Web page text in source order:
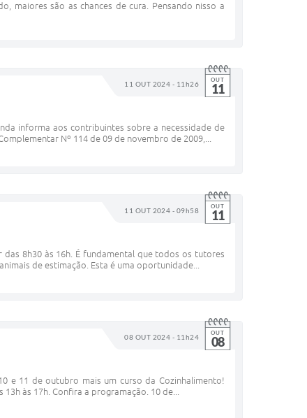
maiores são as chances de cura. Pensando nisso a
11 OUT 2024 - 11h26 OUT
11
informa aos contribuintes sobre a necessidade de
Nº 114 de 09 de novembro de 2009,...
11 OUT 2024 - 09h58 OUT
11
8h30 às 16h. É fundamental que todos os tutores
de estimação. Esta é uma oportunidade...
08 OUT 2024 - 11h24 OUT
08
e 11 de outubro mais um curso da Cozinhalimento!
às 17h. Confira a programação. 10 de...